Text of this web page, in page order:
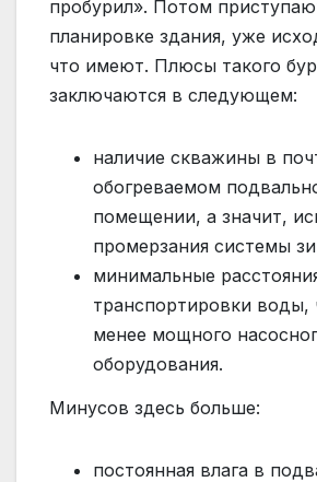
пробурил». Потом
планировке здания, уже
что имеют. Плюсы такого
заключаются в следующем:
наличие скважины в
обогреваемом
помещении, а значит,
промерзания системы
минимальные
транспортировки воды,
менее мощного
оборудования.
Минусов здесь больше:
постоянная влага в